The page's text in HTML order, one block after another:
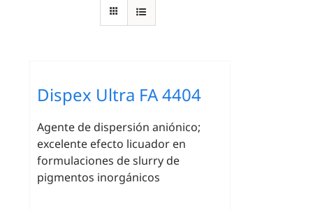
Dispex Ultra FA 4404
Agente de dispersión aniónico;
excelente efecto licuador en
formulaciones de slurry de
pigmentos inorgánicos